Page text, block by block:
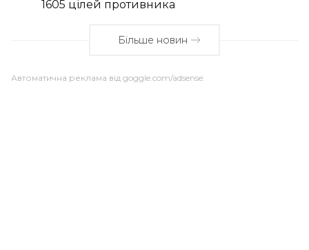
1605 цілей противника
Більше новин
Автоматична реклама від goggle.com/adsense: